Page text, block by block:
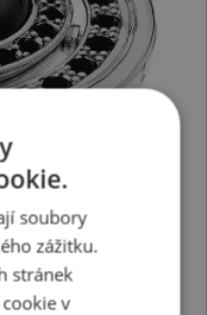
soubory
zážitku.
stránek
v